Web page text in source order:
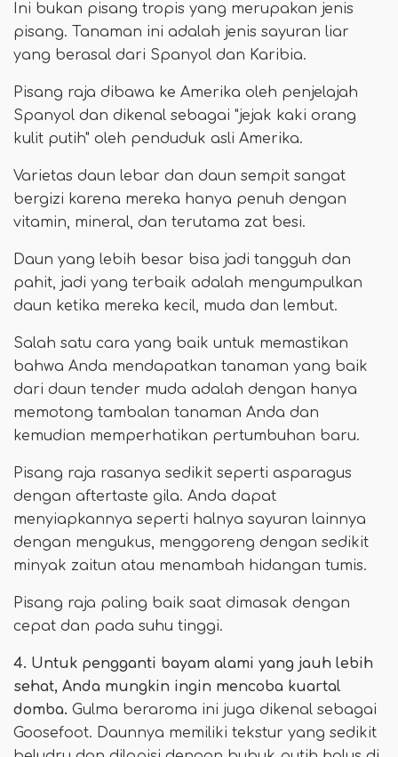
Ini bukan pisang tropis yang merupakan jenis
pisang. Tanaman ini adalah jenis sayuran liar
yang berasal dari Spanyol dan Karibia.
Pisang raja dibawa ke Amerika oleh penjelajah
Spanyol dan dikenal sebagai "jejak kaki orang
kulit putih" oleh penduduk asli Amerika.
Varietas daun lebar dan daun sempit sangat
bergizi karena mereka hanya penuh dengan
vitamin, mineral, dan terutama zat besi.
Daun yang lebih besar bisa jadi tangguh dan
pahit, jadi yang terbaik adalah mengumpulkan
daun ketika mereka kecil, muda dan lembut.
Salah satu cara yang baik untuk memastikan
bahwa Anda mendapatkan tanaman yang baik
dari daun tender muda adalah dengan hanya
memotong tambalan tanaman Anda dan
kemudian memperhatikan pertumbuhan baru.
Pisang raja rasanya sedikit seperti asparagus
dengan aftertaste gila. Anda dapat
menyiapkannya seperti halnya sayuran lainnya
dengan mengukus, menggoreng dengan sedikit
minyak zaitun atau menambah hidangan tumis.
Pisang raja paling baik saat dimasak dengan
cepat dan pada suhu tinggi.
4. Untuk pengganti bayam alami yang jauh lebih
sehat, Anda mungkin ingin mencoba kuartal
domba. Gulma beraroma ini juga dikenal sebagai
Goosefoot. Daunnya memiliki tekstur yang sedikit